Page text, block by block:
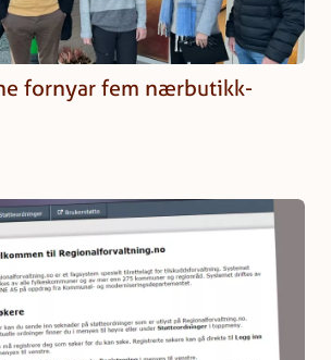
fornyar fem nærbutikk-